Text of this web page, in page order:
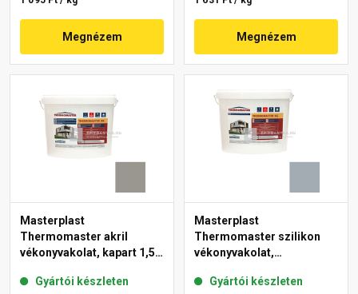
Megnézem Megnézem
Masterplast
Thermomaster akril
vékonyvakolat, kapart 1,5
Gyártói készleten
Masterplast
Thermomaster szilikon
vékonyvakolat,
50-E 25 kg
Gyártói készleten